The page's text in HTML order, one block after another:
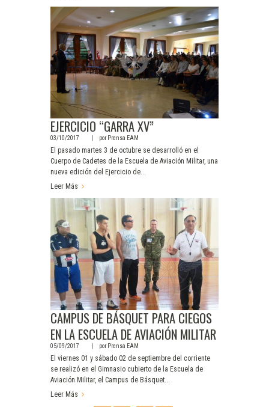
EJERCICIO “GARRA XV”
03/10/2017 porPrensa EAM
El pasado martes 3 de octubre se desarrolló en el
Cuerpo de Cadetes de la Escuela de Aviación Militar, una
nueva edición del Ejercicio de...
Leer Más
CAMPUS DE BÁSQUET PARA CIEGOS
EN LA ESCUELA DE AVIACIÓN MILITAR
05/09/2017 porPrensa EAM
El viernes 01 y sábado 02 de septiembre del corriente
se realizó en el Gimnasio cubierto de la Escuela de
Aviación Militar, el Campus de Básquet...
Leer Más